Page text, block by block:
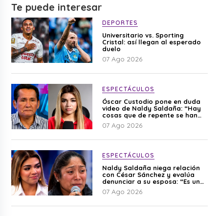
Te puede interesar
DEPORTES
Universitario vs. Sporting
Cristal: así llegan al esperado
duelo
07 Ago 2026
ESPECTÁCULOS
Óscar Custodio pone en duda
video de Naldy Saldaña: “Hay
cosas que de repente se han
editado”
07 Ago 2026
ESPECTÁCULOS
Naldy Saldaña niega relación
con César Sánchez y evalúa
denunciar a su esposa: “Es una
difamación”
07 Ago 2026